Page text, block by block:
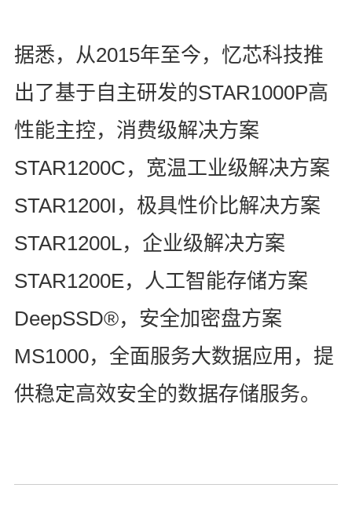
据悉，从2015年至今，忆芯科技推
出了基于自主研发的STAR1000P高
性能主控，消费级解决方案
STAR1200C，宽温工业级解决方案
STAR1200I ，极具性价比解决方案
STAR1200L，企业级解决方案
STAR1200E，人工智能存储方案
DeepSSD®，安全加密盘方案
MS1000，全面服务大数据应用，提
供稳定高效安全的数据存储服务。